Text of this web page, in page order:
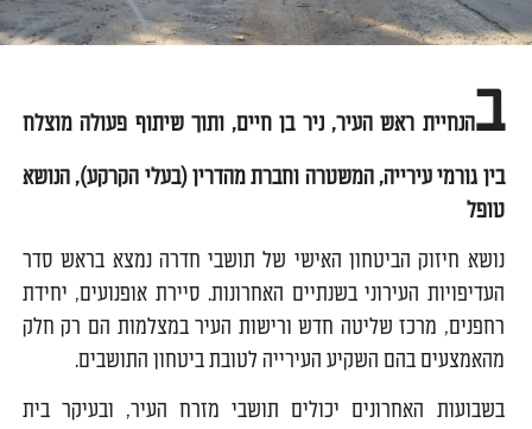
בהנחיית ראש העיר, ניר בן חיים, ותוך שיתוף פעולה מוצלח
בין גורמי עירייה, המשטרה וחברת מהדרין (בעלי הקרקע), הנושא
טופל
נושא חיזוק הביטחון האישי של תושבי חדרה נמצא בראש סדר
העדיפויות העירוני בשנתיים האחרונות. סיירת אופנועים, יחידת
רחפנים, מרכז שליטה חדש ורישות העיר במצלמות הם רק חלק
מהאמצעים בהם השקיע העירייה לטובת ביטחון התושבים.
בשבועות האחרונים יכולים תושבי מזרח העיר, ובעיקר בית